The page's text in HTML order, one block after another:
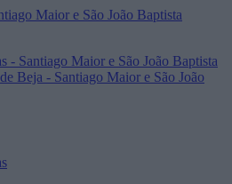
Beja - Santiago Maior e São João